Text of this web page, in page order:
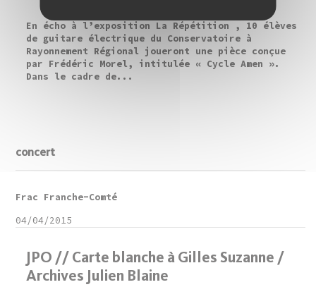
En écho à l’exposition La Répétition , 10 élèves
de guitare électrique du Conservatoire à
Rayonnement Régional joueront une pièce conçue
par Frédéric Morel, intitulée « Cycle Amen ».
Dans le cadre de...
concert
JPO // Carte blanche à Gilles Suzanne /
Archives Julien Blaine
Frac Franche-Comté
04/04/2015